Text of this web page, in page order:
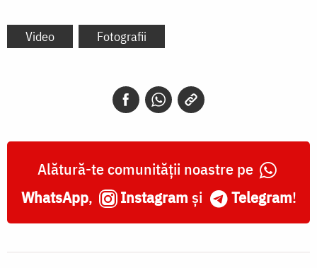
Video Fotografii
Alătură-te comunității noastre pe
WhatsApp, Instagram și Telegram!